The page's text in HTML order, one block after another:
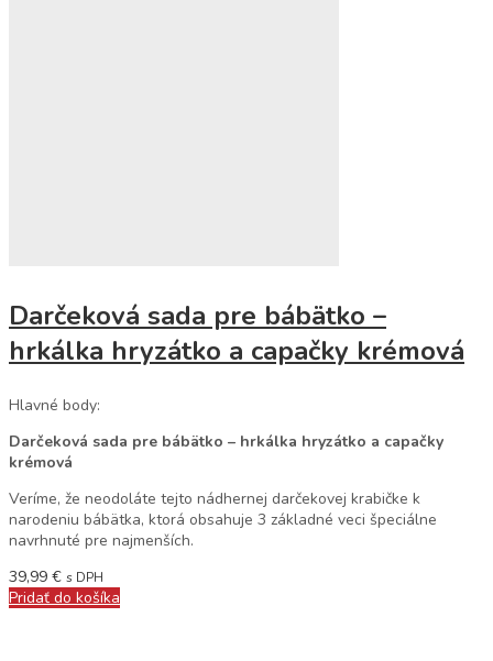
Darčeková sada pre bábätko –
hrkálka hryzátko a capačky krémová
Hlavné body:
Darčeková sada pre bábätko – hrkálka hryzátko a capačky
krémová
Veríme, že neodoláte tejto nádhernej darčekovej krabičke k
narodeniu bábätka, ktorá obsahuje 3 základné veci špeciálne
navrhnuté pre najmenších.
39,99 € s DPH
Pridať do košíka